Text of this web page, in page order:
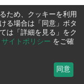
ため、クッキーを利用
る場合は「同意」ボタ
は「詳細を見る」をク
サイトポリシー をご確
同意